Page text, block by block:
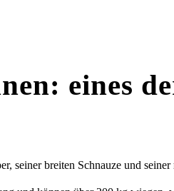
eines
seiner breiten Schnauze und